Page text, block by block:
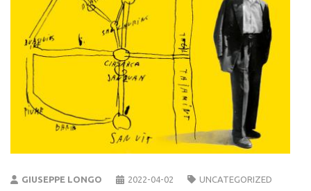
GIUSEPPE LONGO 2022-04-02 UNCATEGORIZED